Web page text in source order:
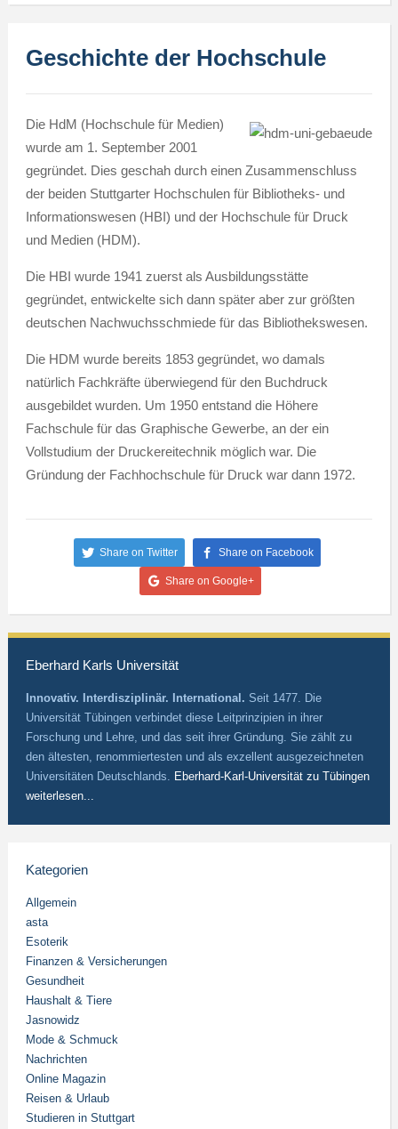
Geschichte der Hochschule
Die HdM (Hochschule für Medien)
wurde am 1. September 2001
gegründet. Dies geschah durch einen Zusammenschluss
der beiden Stuttgarter Hochschulen für Bibliotheks- und
Informationswesen (HBI) und der Hochschule für Druck
und Medien (HDM).
Die HBI wurde 1941 zuerst als Ausbildungsstätte
gegründet, entwickelte sich dann später aber zur größten
deutschen Nachwuchsschmiede für das Bibliothekswesen.
Die HDM wurde bereits 1853 gegründet, wo damals
natürlich Fachkräfte überwiegend für den Buchdruck
ausgebildet wurden. Um 1950 entstand die Höhere
Fachschule für das Graphische Gewerbe, an der ein
Vollstudium der Druckereitechnik möglich war. Die
Gründung der Fachhochschule für Druck war dann 1972.
Share on Twitter Share on Facebook
Share on Google+
Eberhard Karls Universität
Innovativ. Interdisziplinär. International. Seit 1477. Die
Universität Tübingen verbindet diese Leitprinzipien in ihrer
Forschung und Lehre, und das seit ihrer Gründung. Sie zählt zu
den ältesten, renommiertesten und als exzellent ausgezeichneten
Universitäten Deutschlands. Eberhard-Karl-Universität zu Tübingen
weiterlesen...
Kategorien
Allgemein
asta
Esoterik
Finanzen & Versicherungen
Gesundheit
Haushalt & Tiere
Jasnowidz
Mode & Schmuck
Nachrichten
Online Magazin
Reisen & Urlaub
Studieren in Stuttgart